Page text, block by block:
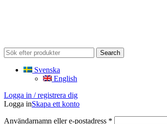
Search
Svenska
English
Logga in / registrera dig
Logga inSkapa ett konto
Användarnamn eller e-postadress *